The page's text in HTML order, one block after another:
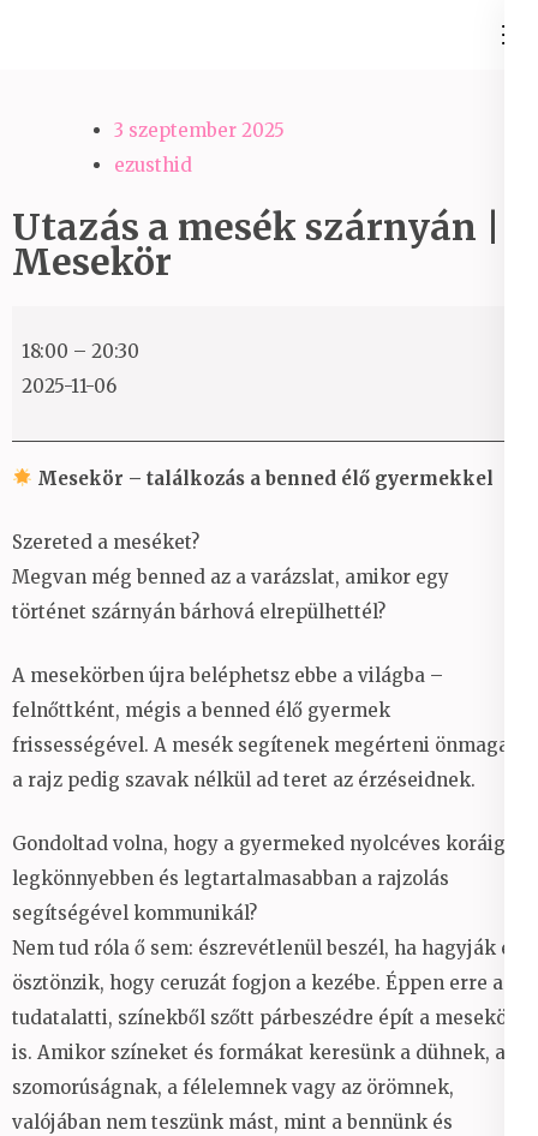
3 szeptember 2025
ezusthid
Utazás a mesék szárnyán |
Mesekör
mesék
18:00 – 20:30
2025-11-06
Mesekör – találkozás a benned élő gyermekkel
Szereted a meséket?
Megvan még benned az a varázslat, amikor egy
történet szárnyán bárhová elrepülhettél?
A mesekörben újra beléphetsz ebbe a világba –
felnőttként, mégis a benned élő gyermek
frissességével. A mesék segítenek megérteni önmagad,
a rajz pedig szavak nélkül ad teret az érzéseidnek.
Gondoltad volna, hogy a gyermeked nyolcéves koráig a
legkönnyebben és legtartalmasabban a rajzolás
segítségével kommunikál?
Nem tud róla ő sem: észrevétlenül beszél, ha hagyják és
ösztönzik, hogy ceruzát fogjon a kezébe. Éppen erre a
tudatalatti, színekből szőtt párbeszédre épít a mesekör
is. Amikor színeket és formákat keresünk a dühnek, a
szomorúságnak, a félelemnek vagy az örömnek,
valójában nem teszünk mást, mint a bennünk és